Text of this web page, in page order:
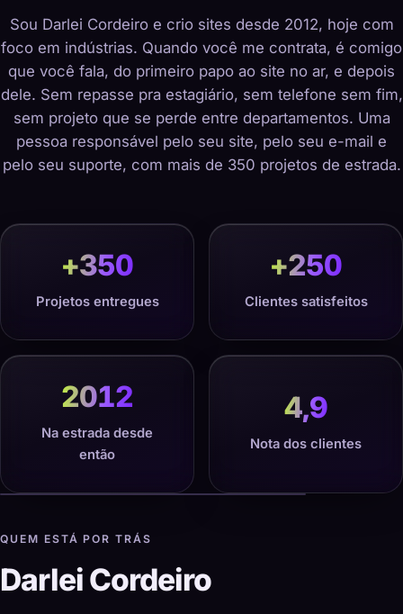
Sou Darlei Cordeiro e crio sites desde 2012, hoje com
foco em indústrias. Quando você me contrata, é comigo
que você fala, do primeiro papo ao site no ar, e depois
dele. Sem repasse pra estagiário, sem telefone sem fim,
sem projeto que se perde entre departamentos. Uma
pessoa responsável pelo seu site, pelo seu e-mail e
pelo seu suporte, com mais de 350 projetos de estrada.
+350
Projetos entregues
+250
Clientes satisfeitos
2012
Na estrada desde
então
4,9
Nota dos clientes
QUEM ESTÁ POR TRÁS
Darlei Cordeiro